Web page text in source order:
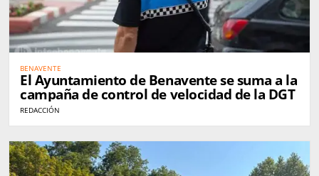
BENAVENTE
El Ayuntamiento de Benavente se suma a la
campaña de control de velocidad de la DGT
REDACCIÓN